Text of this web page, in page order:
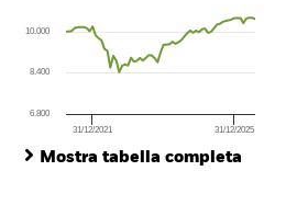
The chart has 1 X axis displaying Time.
The chart has 1 Y axis displaying values.
31/12/2021 31/12/2025
6.800
8.400
10.000
Mostra tabella completa